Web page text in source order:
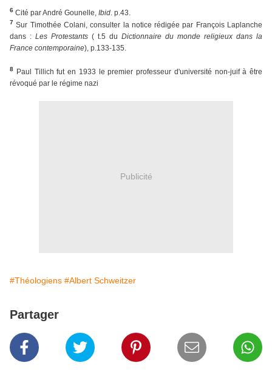
6 Cité par André Gounelle, Ibid . p.43.
7 Sur Timothée Colani, consulter la notice rédigée par François Laplanche
dans : Les Protestants ( t.5 du Dictionnaire du monde religieux dans la
France contemporaine), p.133-135.
8 Paul Tillich fut en 1933 le premier professeur d'université non-juif à être
révoqué par le régime nazi
Publicité
#Théologiens #Albert Schweitzer
Partager